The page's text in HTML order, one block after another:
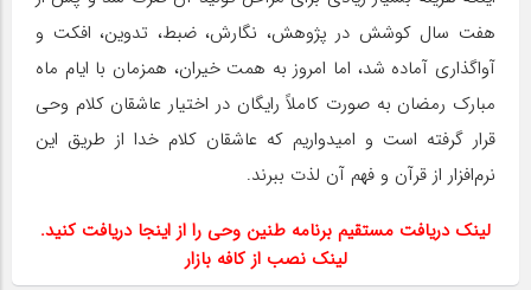
هفت سال کوشش در پژوهش، نگارش، ضبط، تدوین، افکت و
آواگذاری آماده شد، اما امروز به همت خیران، همزمان با ایام ماه
مبارک رمضان به صورت کاملاً رایگان در اختیار عاشقان کلام وحی
قرار گرفته است و امیدواریم که عاشقان کلام خدا از طریق این
نرم‌افزار از قرآن و فهم آن لذت ببرند.
لینک دریافت مستقیم برنامه طنین وحی را از اینجا دریافت کنید.
لینک نصب از کافه بازار